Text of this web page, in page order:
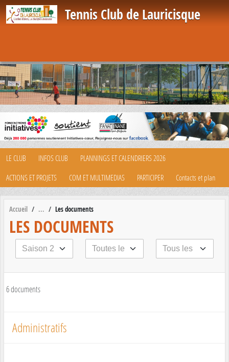
Tennis Club de Lauricisque
LE CLUB INFOS CLUB
PLANNINGS ET CALENDRIERS 2026
ACTIONS ET PROJETS
COM ET MULTIMEDIAS PARTICIPER Contacts et plan
Accueil Les documents
LES DOCUMENTS
6 documents
Administratifs
Panneau de gestion des cookies